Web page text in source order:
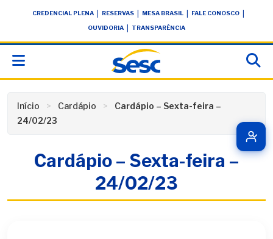
conteúdoCREDENCIAL PLENA RESERVAS MESA BRASIL FALE CONOSCO
OUVIDORIA TRANSPARÊNCIA
Início Cardápio
Cardápio – Sexta-feira –
24/02/23
Cardápio – Sexta-feira –
24/02/23